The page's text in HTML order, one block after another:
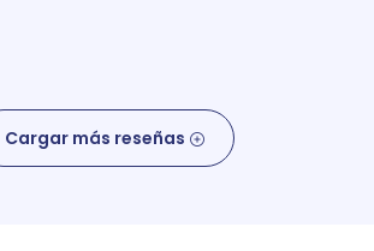
Cargar más reseñas